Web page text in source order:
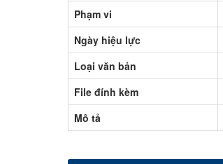
Phạm vi
Ngày hiệu lực
Loại văn bản
File đính kèm
Mô tả